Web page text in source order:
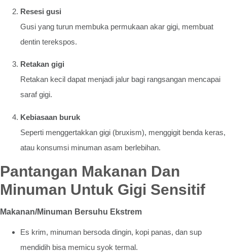
Resesi gusi
Gusi yang turun membuka permukaan akar gigi, membuat
dentin terekspos.
Retakan gigi
Retakan kecil dapat menjadi jalur bagi rangsangan mencapai
saraf gigi.
Kebiasaan buruk
Seperti menggertakkan gigi (bruxism), menggigit benda keras,
atau konsumsi minuman asam berlebihan.
Pantangan Makanan Dan
Minuman Untuk Gigi Sensitif
Makanan/Minuman Bersuhu Ekstrem
Es krim, minuman bersoda dingin, kopi panas, dan sup
mendidih bisa memicu syok termal.